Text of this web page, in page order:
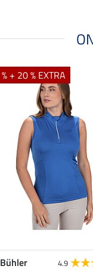
+ 20 % EXTRA
4.9